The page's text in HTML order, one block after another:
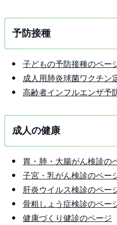
予防接種
子どもの予防接種のペー
成人用肺炎球菌ワクチン
高齢者インフルエンザ予
成人の健康
胃・肺・大腸がん検診の
子宮・乳がん検診のペー
肝炎ウイルス検診のペー
骨粗しょう症検診のペー
健康づくり健診のページ